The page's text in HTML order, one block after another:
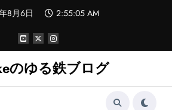
8月6日 2:55:05 AM
のゆる鉄ブログ